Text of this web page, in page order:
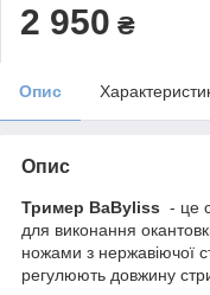
2 950 ₴
Опис
Опис
Тример BaByliss - це
для виконання
ножами з нержавіючої
регулюють довжину